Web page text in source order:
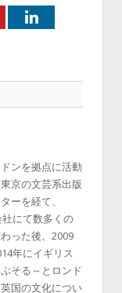
LinkedIn
ンを拠点に活動
京の文芸系出版
ーを経て、
にて数多くの
った後、2009
年にイギリス
そる～とロンド
国の文化につい